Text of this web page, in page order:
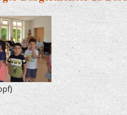
Plettenberger Bürgermeister